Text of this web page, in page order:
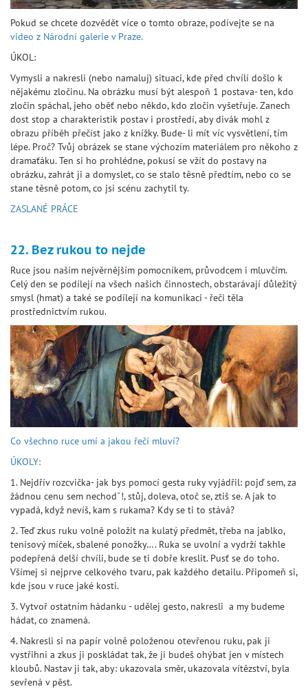
Pokud se chcete dozvědět více o tomto obraze, podívejte se na
video z Národní galerie v Praze.
ÚKOL:
Vymysli a nakresli (nebo namaluj) situaci, kde před chvílí došlo k
nějakému zločinu. Na obrázku musí být alespoň 1 postava- ten, kdo
zločin spáchal, jeho oběť nebo někdo, kdo zločin vyšetřuje. Zanech
dost stop a charakteristik postav i prostředí, aby divák mohl z
obrazu příběh přečíst jako z knížky. Bude- li mít víc vysvětlení, tím
lépe. Proč? Tvůj obrázek se stane výchozím materiálem pro někoho z
dramaťáku. Ten si ho prohlédne, pokusí se vžít do postavy na
obrázku, zahrát ji a domyslet, co se stalo těsně předtím, nebo co se
stane těsně potom, co jsi scénu zachytil ty.
ZASLANÉ PRÁCE
22. Bez rukou to nejde
Ruce jsou naším nejvěrnějším pomocníkem, průvodcem i mluvčím.
Celý den se podílejí na všech našich činnostech, obstarávají důležitý
smysl (hmat) a také se podílejí na komunikaci - řeči těla
prostřednictvím rukou.
Co všechno ruce umí a jakou řečí mluví?
ÚKOLY:
1. Nejdřív rozcvička- jak bys pomocí gesta ruky vyjádřil: pojď sem, za
žádnou cenu sem nechodˇ!, stůj, doleva, otoč se, ztiš se. A jak to
vypadá, když nevíš, kam s rukama? Kdy se ti to stává?
2. Teď zkus ruku volně položit na kulatý předmět, třeba na jablko,
tenisový míček, sbalené ponožky…. Ruka se uvolní a vydrží takhle
podepřená delší chvíli, bude se ti dobře kreslit. Pusť se do toho.
Všímej si nejprve celkového tvaru, pak každého detailu. Připomeň si,
kde jsou v ruce jaké kosti.
3. Vytvoř ostatním hádanku - udělej gesto, nakresli a my budeme
hádat, co znamená.
4. Nakresli si na papír volně položenou otevřenou ruku, pak ji
vystřihni a zkus ji poskládat tak, že ji budeš ohýbat jen v místech
kloubů. Nastav ji tak, aby: ukazovala směr, ukazovala vítězství, byla
sevřená v pěst.